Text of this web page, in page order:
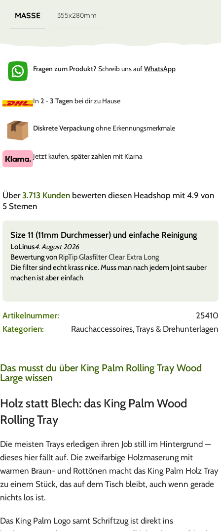
MASSE 355x280mm
Fragen zum Produkt? Schreib uns aufWhatsApp
In 2 - 3 Tagen bei dir zu Hause
Diskrete Verpackungohne Erkennungsmerkmale
Jetzt kaufen,später zahlen mit Klarna
Über3.713 Kunden bewerten diesen Headshop mit 4.9 von
5 Sternen
Size 11 (11mm Durchmesser) und einfache Reinigung
LoLinus4. August 2026
Bewertung von RipTip Glasfilter Clear Extra Long
Die filter sind echt krass nice. Muss man nach jedem Joint sauber
machen ist aber einfach
Artikelnummer:
25410
Kategorien:
Rauchaccessoires,Trays & Drehunterlagen
Das musst du über King Palm Rolling Tray Wood
Large wissen
Holz statt Blech: das King Palm Wood
Rolling Tray
Die meisten Trays erledigen ihren Job still im Hintergrund —
dieses hier fällt auf. Die zweifarbige Holzmaserung mit
warmen Braun- und Rottönen macht das King Palm Holz Tray
zu einem Stück, das auf dem Tisch bleibt, auch wenn gerade
nichts los ist.
Das King Palm Logo samt Schriftzug ist direkt ins